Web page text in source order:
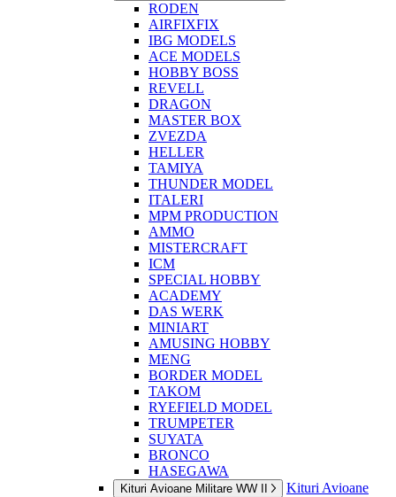
RODEN
AIRFIXFIX
IBG MODELS
ACE MODELS
HOBBY BOSS
REVELL
DRAGON
MASTER BOX
ZVEZDA
HELLER
TAMIYA
THUNDER MODEL
ITALERI
MPM PRODUCTION
AMMO
MISTERCRAFT
ICM
SPECIAL HOBBY
ACADEMY
DAS WERK
MINIART
AMUSING HOBBY
MENG
BORDER MODEL
TAKOM
RYEFIELD MODEL
TRUMPETER
SUYATA
BRONCO
HASEGAWA
Kituri Avioane Militare WW II
Kituri Avioane